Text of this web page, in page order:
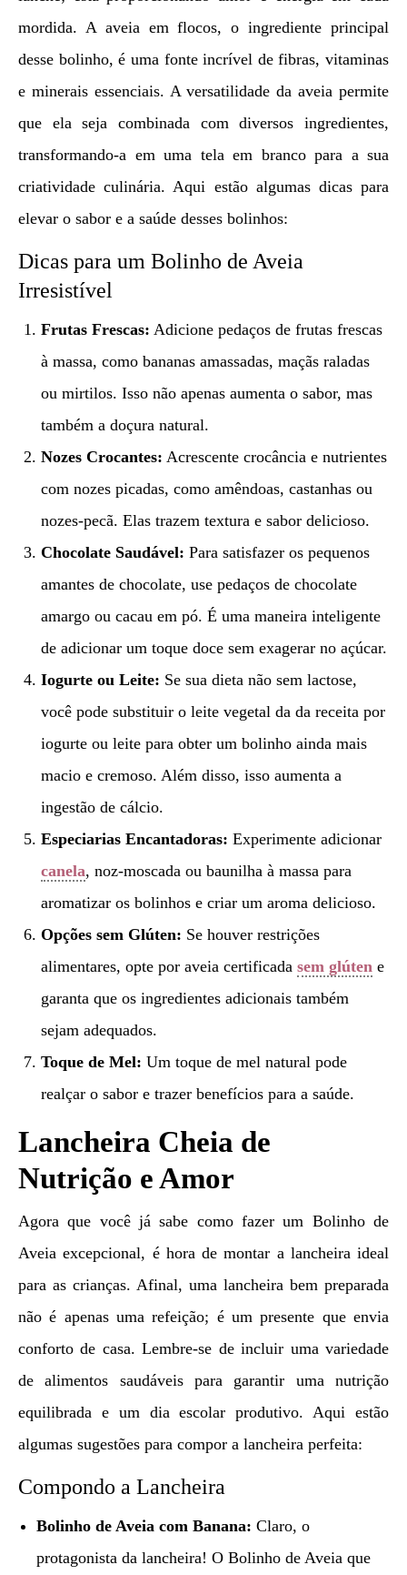
mordida. A aveia em flocos, o ingrediente principal
desse bolinho, é uma fonte incrível de fibras, vitaminas
e minerais essenciais. A versatilidade da aveia permite
que ela seja combinada com diversos ingredientes,
transformando-a em uma tela em branco para a sua
criatividade culinária. Aqui estão algumas dicas para
elevar o sabor e a saúde desses bolinhos:
Dicas para um Bolinho de Aveia
Irresistível
Frutas Frescas: Adicione pedaços de frutas frescas
à massa, como bananas amassadas, maçãs raladas
ou mirtilos. Isso não apenas aumenta o sabor, mas
também a doçura natural.
Nozes Crocantes: Acrescente crocância e nutrientes
com nozes picadas, como amêndoas, castanhas ou
nozes-pecã. Elas trazem textura e sabor delicioso.
Chocolate Saudável: Para satisfazer os pequenos
amantes de chocolate, use pedaços de chocolate
amargo ou cacau em pó. É uma maneira inteligente
de adicionar um toque doce sem exagerar no açúcar.
Iogurte ou Leite: Se sua dieta não sem lactose,
você pode substituir o leite vegetal da da receita por
iogurte ou leite para obter um bolinho ainda mais
macio e cremoso. Além disso, isso aumenta a
ingestão de cálcio.
Especiarias Encantadoras: Experimente adicionar
canela, noz-moscada ou baunilha à massa para
aromatizar os bolinhos e criar um aroma delicioso.
Opções sem Glúten: Se houver restrições
alimentares, opte por aveia certificada sem glúten e
garanta que os ingredientes adicionais também
sejam adequados.
Toque de Mel: Um toque de mel natural pode
realçar o sabor e trazer benefícios para a saúde.
Lancheira Cheia de
Nutrição e Amor
Agora que você já sabe como fazer um Bolinho de
Aveia excepcional, é hora de montar a lancheira ideal
para as crianças. Afinal, uma lancheira bem preparada
não é apenas uma refeição; é um presente que envia
conforto de casa. Lembre-se de incluir uma variedade
de alimentos saudáveis para garantir uma nutrição
equilibrada e um dia escolar produtivo. Aqui estão
algumas sugestões para compor a lancheira perfeita:
Compondo a Lancheira
Bolinho de Aveia com Banana: Claro, o
protagonista da lancheira! O Bolinho de Aveia que